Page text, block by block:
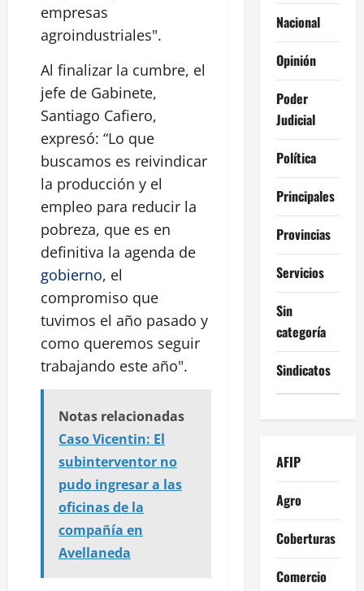
empresas
agroindustriales".
Al finalizar la cumbre, el
jefe de Gabinete,
Santiago Cafiero,
expresó: “Lo que
buscamos es reivindicar
la producción y el
empleo para reducir la
pobreza, que es en
definitiva la agenda de
gobierno, el
compromiso que
tuvimos el año pasado y
como queremos seguir
trabajando este año".
Notas relacionadas
Caso Vicentin: El
subinterventor no
pudo ingresar a las
oficinas de la
compañía en
Avellaneda
Nacional
Opinión
Poder
Judicial
Política
Principales
Provincias
Servicios
Sin
categoría
Sindicatos
AFIP
Agro
Coberturas
Comercio